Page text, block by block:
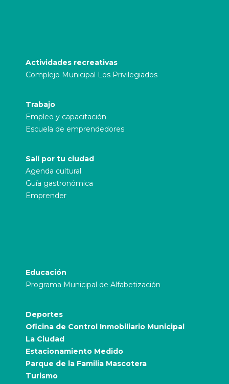
Actividades recreativas
Complejo Municipal Los Privilegiados
Trabajo
Empleo y capacitación
Escuela de emprendedores
Salí por tu ciudad
Agenda cultural
Guía gastronómica
Emprender
Educación
Programa Municipal de Alfabetización
Deportes
Oficina de Control Inmobiliario Municipal
La Ciudad
Estacionamiento Medido
Parque de la Familia Mascotera
Turismo